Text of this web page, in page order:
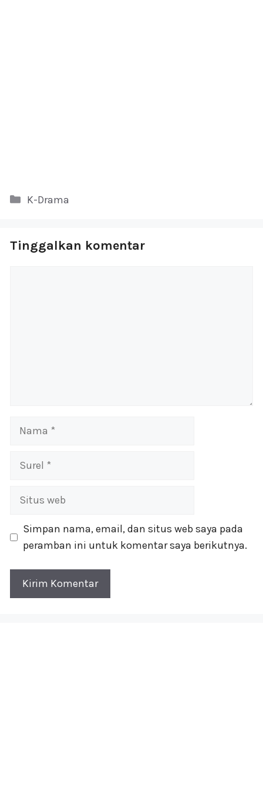
Kategori
K-Drama
Tinggalkan komentar
Nama
Surel
Situs
Simpan nama, email, dan situs web saya pada
peramban ini untuk komentar saya berikutnya.